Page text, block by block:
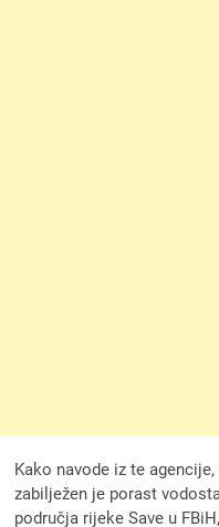
Kako navode iz te
zabilježen je porast
područja rijeke Save u